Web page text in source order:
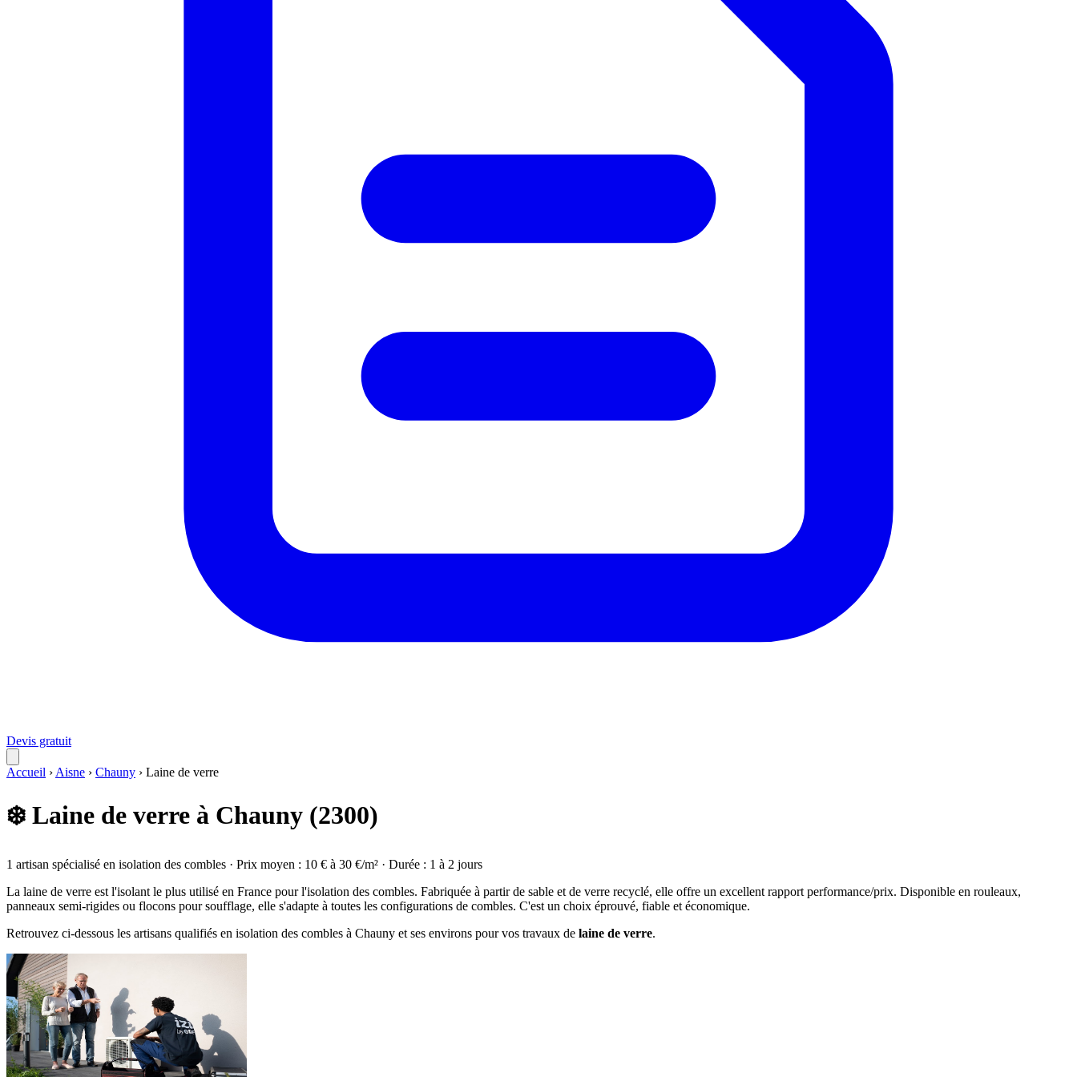
Devis gratuit
Accueil › Aisne › Chauny › Laine de verre
❄️ Laine de verre à Chauny (2300)
1 artisan spécialisé en isolation des combles · Prix moyen : 10 € à 30 €/m² · Durée : 1 à 2 jours
La laine de verre est l'isolant le plus utilisé en France pour l'isolation des combles. Fabriquée à partir de sable et de verre recyclé, elle offre un excellent rapport performance/prix. Disponible en rouleaux,
panneaux semi-rigides ou flocons pour soufflage, elle s'adapte à toutes les configurations de combles. C'est un choix éprouvé, fiable et économique.
Retrouvez ci-dessous les artisans qualifiés en isolation des combles à Chauny et ses environs pour vos travaux de laine de verre.